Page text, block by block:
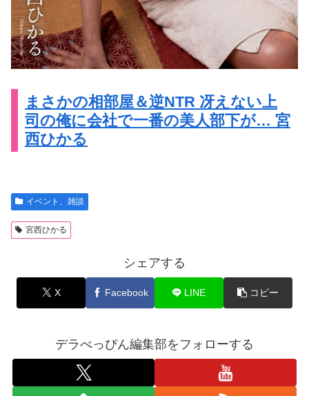
まさかの相部屋＆逆NTR 冴えない上
司の俺に会社で一番の美人部下が… 宮
西ひかる
イベント、雑談
宮西ひかる
シェアする
X Facebook LINE コピー
デラべっぴん編集部をフォローする